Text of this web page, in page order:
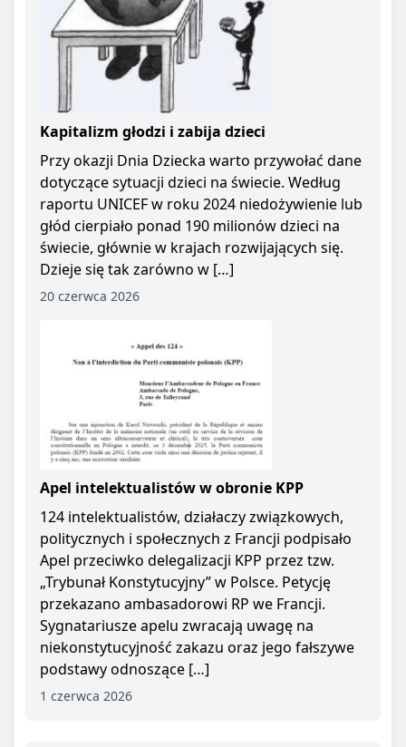
Kapitalizm głodzi i zabija dzieci
Przy okazji Dnia Dziecka warto przywołać dane
dotyczące sytuacji dzieci na świecie. Według
raportu UNICEF w roku 2024 niedożywienie lub
głód cierpiało ponad 190 milionów dzieci na
świecie, głównie w krajach rozwijających się.
Dzieje się tak zarówno w […]
20 czerwca 2026
Apel intelektualistów w obronie KPP
124 intelektualistów, działaczy związkowych,
politycznych i społecznych z Francji podpisało
Apel przeciwko delegalizacji KPP przez tzw.
„Trybunał Konstytucyjny” w Polsce. Petycję
przekazano ambasadorowi RP we Francji.
Sygnatariusze apelu zwracają uwagę na
niekonstytucyjność zakazu oraz jego fałszywe
podstawy odnoszące […]
1 czerwca 2026